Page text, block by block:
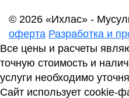
© 2026 «Ихлас» -
оферта Разработка и
Все цены и расчеты
точную стоимость и
услуги необходимо
Сайт использует cookie-